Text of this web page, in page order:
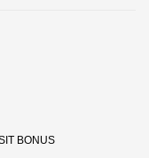
BONUS